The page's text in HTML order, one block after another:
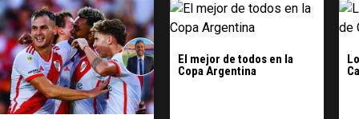
El mejor de todos en la
Copa Argentina